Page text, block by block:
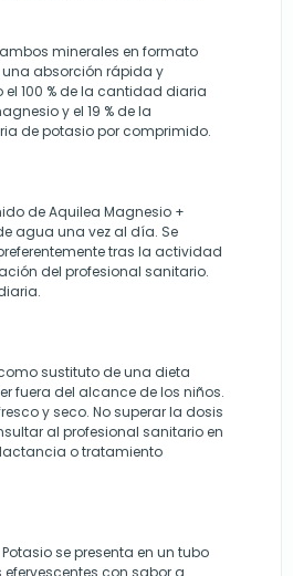
minerales en formato
absorción rápida y
100 % de la cantidad diaria
y el 19 % de la
de potasio por comprimido.
de Aquilea Magnesio +
agua una vez al día. Se
tras la actividad
del profesional sanitario.
sustituto de una dieta
fuera del alcance de los niños.
y seco. No superar la dosis
al profesional sanitario en
o tratamiento
se presenta en un tubo
con sabor a